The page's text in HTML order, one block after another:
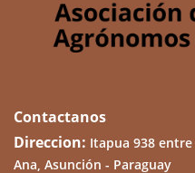
Contactanos
Direccion: Itapua 938
Ana, Asunción - Paraguay